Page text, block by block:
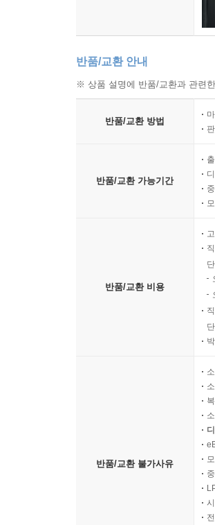
반품/교환 안내
※ 상품 설명에 반품/교환과 관련
반품/교환 방법
반품/교환 가능기간
반품/교환 비용
반품/교환 불가사유